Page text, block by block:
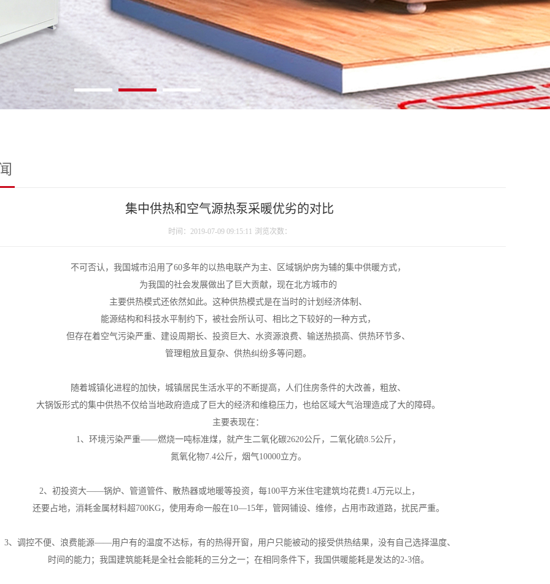
集中供热和空气源热泵采暖优劣的对比
时间：2019-07-09 09:15:11 浏览次数：
不可否认，我国城市沿用了60多年的以热电联产为主、区域锅炉房为辅的集中供暖方式，
为我国的社会发展做出了巨大贡献，现在北方城市的
主要供热模式还依然如此。这种供热模式是在当时的计划经济体制、
能源结构和科技水平制约下， 被社会所认可、相比之下较好的一种方式，
但存在着空气污染严重、建设周期长、投资巨大、水资源浪费、输送热损高、供热环节多、
管理粗放且复杂、供热纠纷多等问题。
随着城镇化进程的加快，城镇居民生活水平的不断提高，人们住房条件的大改善，粗放、
大锅饭形式的集中供热不仅给当地政府造成了 巨大的经济和维稳压力，也给区域大气治理造成了大的障碍。
主要表现在：
1、环境污染严重——燃烧一吨标准煤，就产生二氧化碳2620公斤，二氧化硫8.5公斤，
氮氧化物7.4公斤，烟气10000立方。
2、初投资大——锅炉、管道管件、散热器或地暖等投资，每100平方米住宅建筑均花费1.4万元以上，
还要占地， 消耗金属材料超700KG，使用寿命一般在10—15年，管网铺设、维修，占用市政道路，扰民严重。
3、调控不便、浪费能源——用户有的温度不达标，有的热得开窗，用户只能被动的接受供热结果，没有自己选择温度、
时间的能力； 我国建筑能耗是全社会能耗的三分之一；在相同条件下，我国供暖能耗是发达的2-3倍。